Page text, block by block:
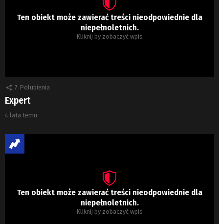
Ten obiekt może zawierać treści nieodpowiednie dla
niepełnoletnich.
Kliknij by zobaczyć wpis
7 Polubienia
Expert
4 lata temu
Ten obiekt może zawierać treści nieodpowiednie dla
niepełnoletnich.
Kliknij by zobaczyć wpis